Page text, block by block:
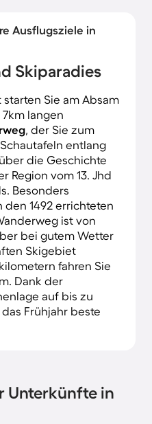
Ausflugsziele in
Skiparadies
Sie am Absam
langen
, der Sie zum
entlang
die Geschichte
Region vom 13. Jhd
Besonders
1492 errichteten
ist von
bei gutem Wetter
Skigebiet
fahren Sie
Dank der
auf bis zu
Frühjahr beste
Unterkünfte in